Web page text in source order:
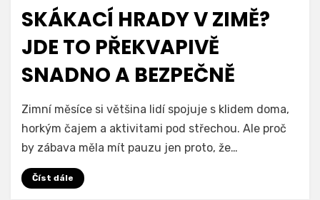
SKÁKACÍ HRADY V ZIMĚ?
JDE TO PŘEKVAPIVĚ
SNADNO A BEZPEČNĚ
Autor Hradprodeti.cz
Přidat komentář
na
hrady
v
Zimní měsíce si většina lidí spojuje s klidem doma,
horkým čajem a aktivitami pod střechou. Ale proč
by zábava měla mít pauzu jen proto, že…
Číst dále